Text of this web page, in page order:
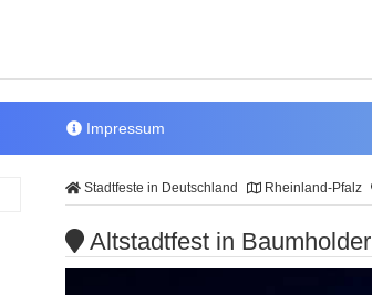
Impressum
Stadtfeste in Deutschland Rheinland-Pfalz
Altstadtfest in Baumholder